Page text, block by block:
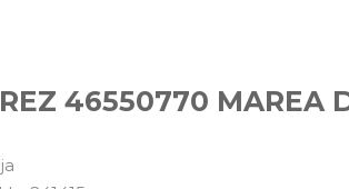
46550770 MAREA